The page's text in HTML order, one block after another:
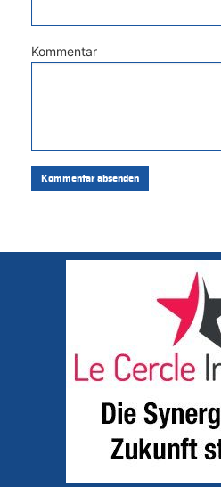
Kommentar